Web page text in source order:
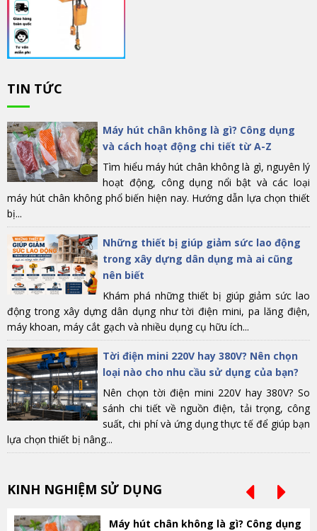
TIN TỨC
Máy hút chân không là gì? Công dụng
và cách hoạt động chi tiết từ A-Z
Tìm hiểu máy hút chân không là gì, nguyên lý
hoạt động, công dụng nổi bật và các loại
máy hút chân không phổ biến hiện nay. Hướng dẫn lựa chọn thiết
bị...
Những thiết bị giúp giảm sức lao động
trong xây dựng dân dụng mà ai cũng
nên biết
Khám phá những thiết bị giúp giảm sức lao
động trong xây dựng dân dụng như tời điện mini, pa lăng điện,
máy khoan, máy cắt gạch và nhiều dụng cụ hữu ích...
Tời điện mini 220V hay 380V? Nên chọn
loại nào cho nhu cầu sử dụng của bạn?
Nên chọn tời điện mini 220V hay 380V? So
sánh chi tiết về nguồn điện, tải trọng, công
suất, chi phí và ứng dụng thực tế để giúp bạn
lựa chọn thiết bị nâng...
KINH NGHIỆM SỬ DỤNG
Máy hút chân không là gì? Công dụng